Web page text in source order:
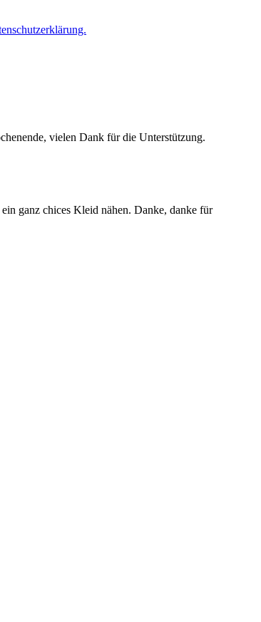
vielen Dank für die Unterstützung.
ganz chices Kleid nähen. Danke, danke für